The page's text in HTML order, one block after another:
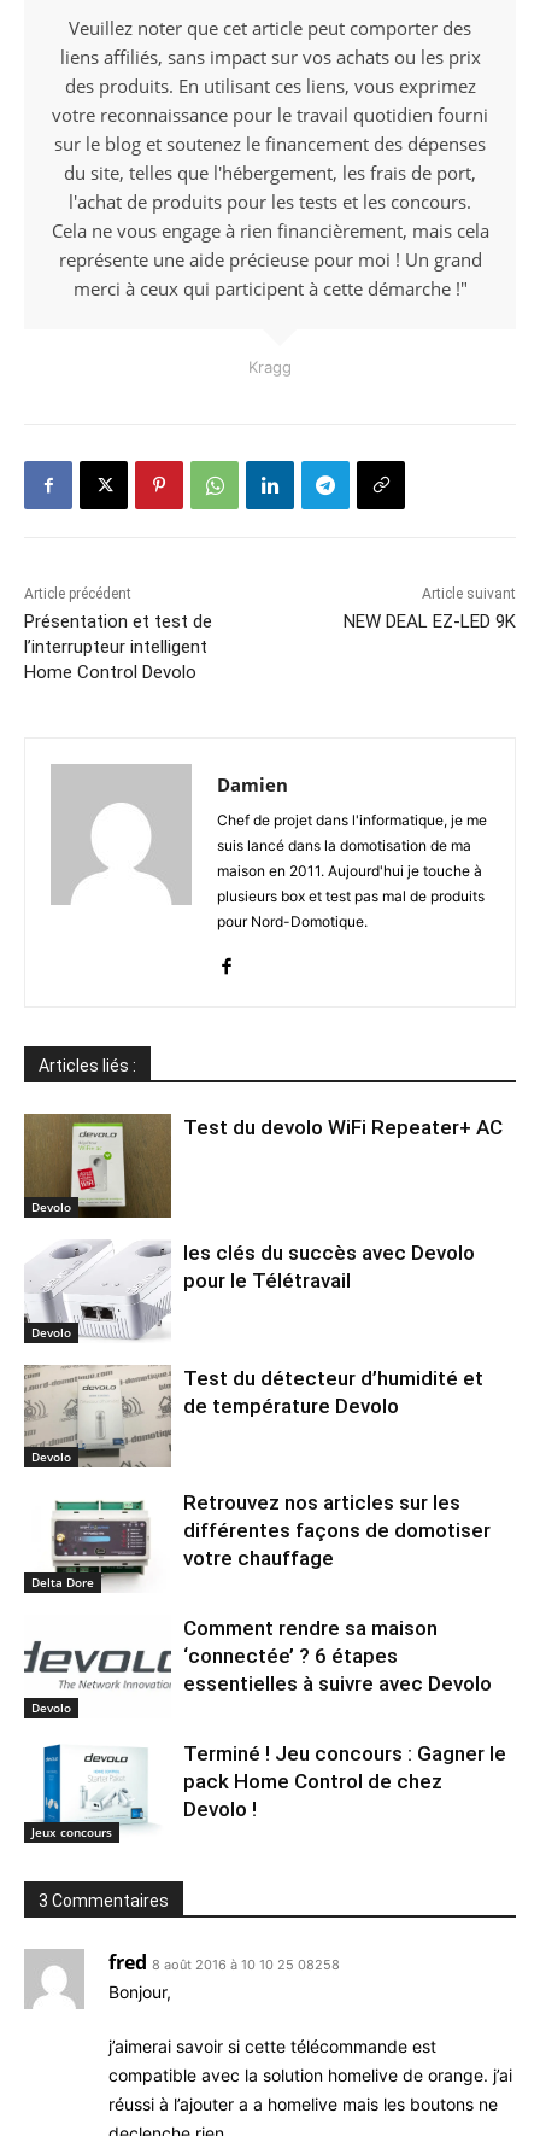
Veuillez noter que cet article peut comporter des
liens affiliés, sans impact sur vos achats ou les prix
des produits. En utilisant ces liens, vous exprimez
votre reconnaissance pour le travail quotidien fourni
sur le blog et soutenez le financement des dépenses
du site, telles que l'hébergement, les frais de port,
l'achat de produits pour les tests et les concours.
Cela ne vous engage à rien financièrement, mais cela
représente une aide précieuse pour moi ! Un grand
merci à ceux qui participent à cette démarche !"
Kragg
Article précédent
Présentation et test de
l’interrupteur intelligent
Home Control Devolo
Article suivant
NEW DEAL EZ-LED 9K
Damien
Chef de projet dans l'informatique, je me
suis lancé dans la domotisation de ma
maison en 2011. Aujourd'hui je touche à
plusieurs box et test pas mal de produits
pour Nord-Domotique.
Articles liés :
Devolo
Test du devolo WiFi Repeater+ AC
Devolo
les clés du succès avec Devolo
pour le Télétravail
Devolo
Test du détecteur d’humidité et
de température Devolo
Delta Dore
Retrouvez nos articles sur les
différentes façons de domotiser
votre chauffage
Devolo
Comment rendre sa maison
‘connectée’ ? 6 étapes
essentielles à suivre avec Devolo
Jeux concours
Terminé ! Jeu concours : Gagner le
pack Home Control de chez
Devolo !
3 Commentaires
fred 8 août 2016 à 10 10 25 08258
Bonjour,
j’aimerai savoir si cette télécommande est
compatible avec la solution homelive de orange. j’ai
réussi à l’ajouter a a homelive mais les boutons ne